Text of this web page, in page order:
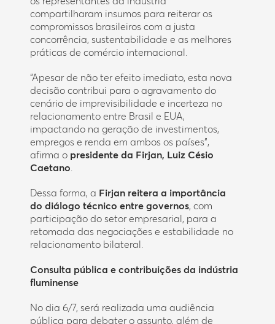
compartilharam insumos para reiterar os
compromissos brasileiros com a justa
concorrência, sustentabilidade e as melhores
práticas de comércio internacional.
“Apesar de não ter efeito imediato, esta nova
decisão contribui para o agravamento do
cenário de imprevisibilidade e incerteza no
relacionamento entre Brasil e EUA,
impactando na geração de investimentos,
empregos e renda em ambos os países”,
afirma o presidente da Firjan, Luiz Césio
Caetano
Dessa forma, a Firjan reitera a importância
do diálogo técnico entre governos, com
participação do setor empresarial, para a
retomada das negociações e estabilidade no
relacionamento bilateral.
Consulta pública e contribuições da indústria
fluminense
No dia 6/7, será realizada uma audiência
pública para debater o assunto, além de